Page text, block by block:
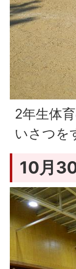
2年生体
いさつを
10月